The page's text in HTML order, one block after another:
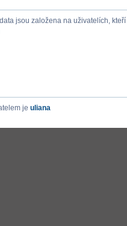
jsou založena na uživatelích,
je uliana